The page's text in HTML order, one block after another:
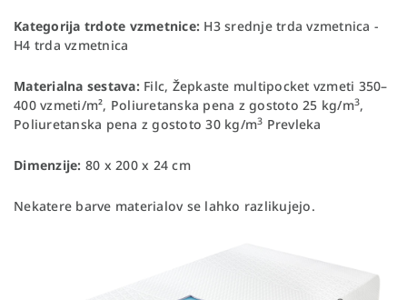
Kategorija trdote vzmetnice: H3 srednje trda vzmetnica -
H4 trda vzmetnica
Materialna sestava:Filc, Žepkaste multipocket vzmeti 350–
400 vzmeti/m², Poliuretanska pena z gostoto 25 kg/m3,
Poliuretanska pena z gostoto 30 kg/m3 Prevleka
Dimenzije: 80 x 200 x 24 cm
Nekatere barve materialov se lahko razlikujejo.